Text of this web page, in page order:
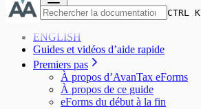
CTRL K
ENGLISH
Guides et vidéos d’aide rapide
Premiers pas
À propos d’AvanTax eForms
À propos de ce guide
eForms du début à la fin